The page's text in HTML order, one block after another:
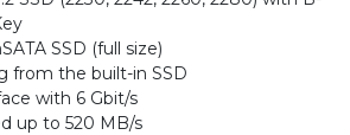
SSD (full size)
from the built-in SSD
with 6 Gbit/s
up to 520 MB/s